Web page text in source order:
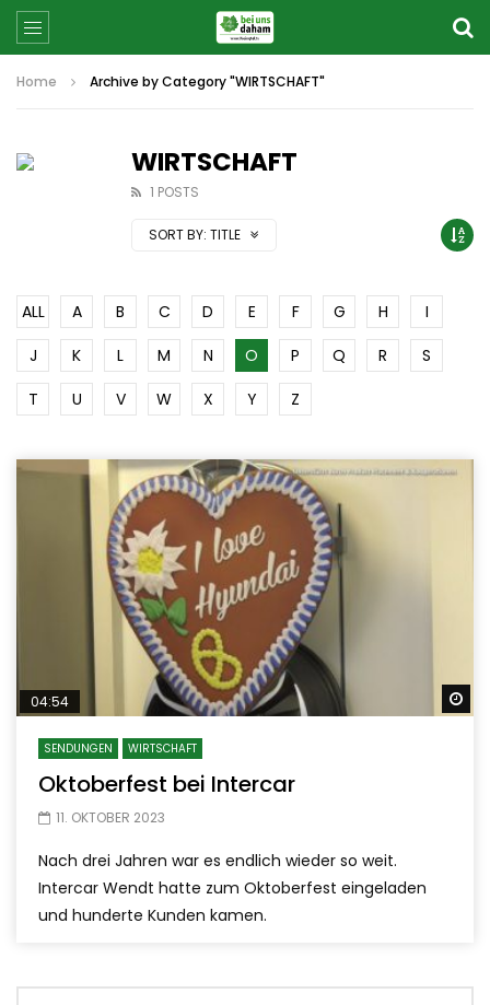
Home Archive by Category "WIRTSCHAFT"
WIRTSCHAFT
1 POSTS
SORT BY: TITLE
ALL A B C D E F G H
I
J
K L M N O P Q R
S
T
U V W X Y Z
04:54
SENDUNGEN WIRTSCHAFT
Oktoberfest bei Intercar
11. OKTOBER 2023
Nach drei Jahren war es endlich wieder so weit.
Intercar Wendt hatte zum Oktoberfest eingeladen
und hunderte Kunden kamen.